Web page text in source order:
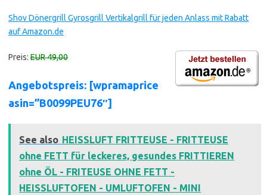
Shov Dönergrill Gyrosgrill Vertikalgrill für jeden Anlass mit Rabatt
auf Amazon.de
Preis: EUR 49,00
Angebotspreis: [wpramaprice
asin=”B0099PEU76″]
See also HEISSLUFT FRITTEUSE - FRITTEUSE
ohne FETT für leckeres, gesundes FRITTIEREN
ohne ÖL - FRITEUSE OHNE FETT -
HEISSLUFTOFEN - UMLUFTOFEN - MINI